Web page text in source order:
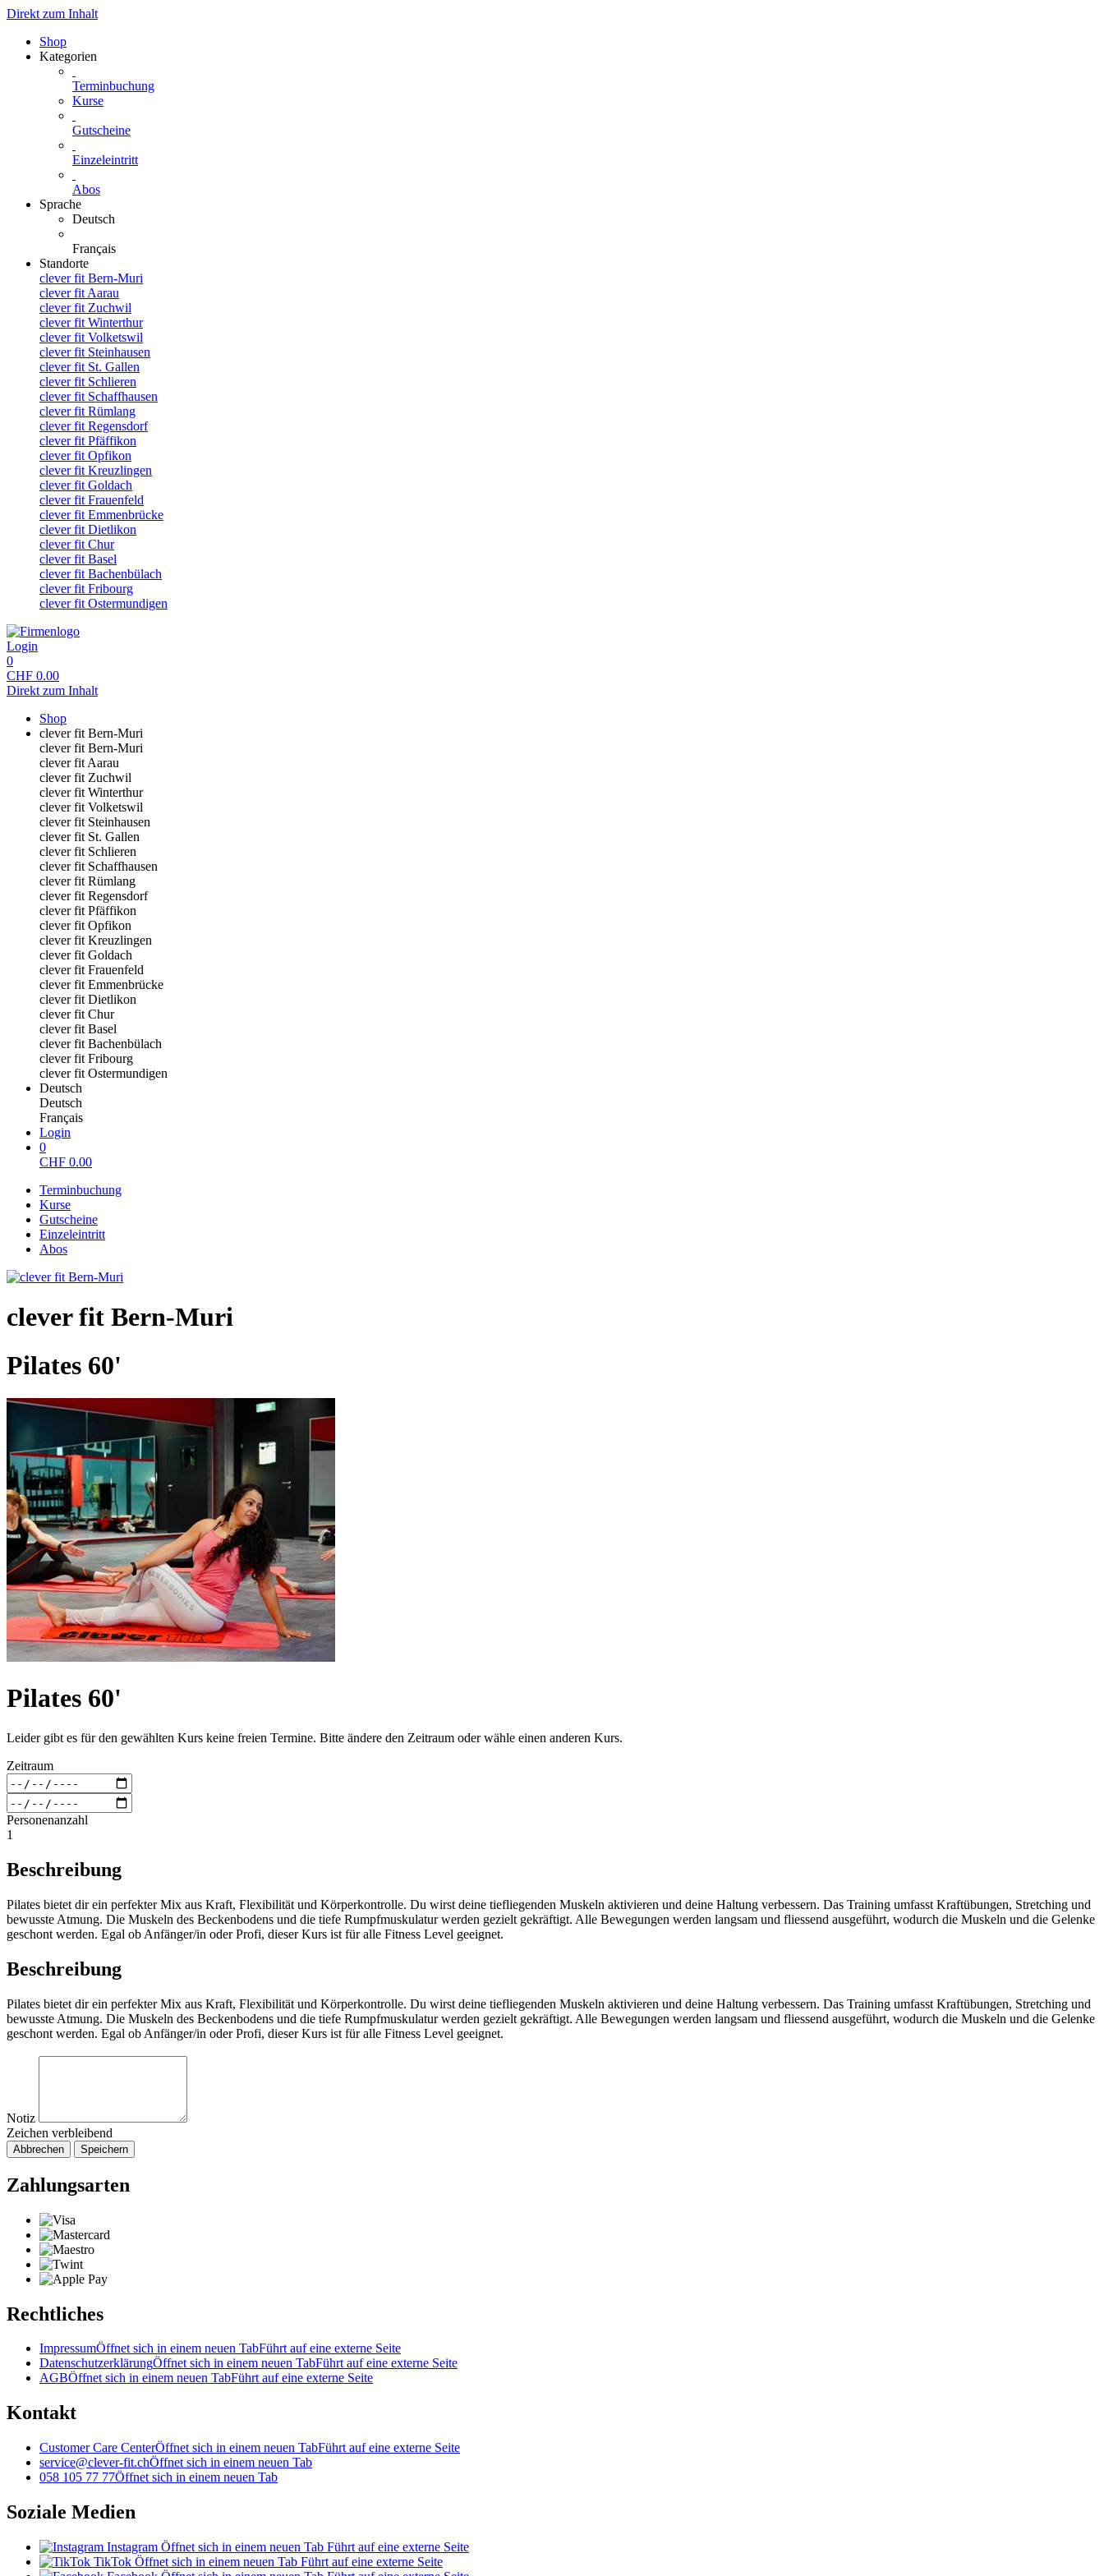
Direkt zum Inhalt
Shop
Kategorien
Terminbuchung
Kurse
Gutscheine
Einzeleintritt
Abos
Sprache
Deutsch
Français
Standorte
clever fit Bern-Muri
clever fit Aarau
clever fit Zuchwil
clever fit Winterthur
clever fit Volketswil
clever fit Steinhausen
clever fit St. Gallen
clever fit Schlieren
clever fit Schaffhausen
clever fit Rümlang
clever fit Regensdorf
clever fit Pfäffikon
clever fit Opfikon
clever fit Kreuzlingen
clever fit Goldach
clever fit Frauenfeld
clever fit Emmenbrücke
clever fit Dietlikon
clever fit Chur
clever fit Basel
clever fit Bachenbülach
clever fit Fribourg
clever fit Ostermundigen
Login
0
CHF 0.00
Direkt zum Inhalt
Shop
clever fit Bern-Muri
clever fit Bern-Muri
clever fit Aarau
clever fit Zuchwil
clever fit Winterthur
clever fit Volketswil
clever fit Steinhausen
clever fit St. Gallen
clever fit Schlieren
clever fit Schaffhausen
clever fit Rümlang
clever fit Regensdorf
clever fit Pfäffikon
clever fit Opfikon
clever fit Kreuzlingen
clever fit Goldach
clever fit Frauenfeld
clever fit Emmenbrücke
clever fit Dietlikon
clever fit Chur
clever fit Basel
clever fit Bachenbülach
clever fit Fribourg
clever fit Ostermundigen
Deutsch
Deutsch
Français
Login
0
CHF 0.00
Terminbuchung
Kurse
Gutscheine
Einzeleintritt
Abos
clever fit Bern-Muri
Pilates 60'
Pilates 60'
Leider gibt es für den gewählten Kurs keine freien Termine. Bitte ändere den Zeitraum oder wähle einen anderen Kurs.
Zeitraum
Personenanzahl
1
Beschreibung
Pilates bietet dir ein perfekter Mix aus Kraft, Flexibilität und Körperkontrolle. Du wirst deine tiefliegenden Muskeln aktivieren und deine Haltung verbessern. Das Training umfasst Kraftübungen, Stretching und
bewusste Atmung. Die Muskeln des Beckenbodens und die tiefe Rumpfmuskulatur werden gezielt gekräftigt. Alle Bewegungen werden langsam und fliessend ausgeführt, wodurch die Muskeln und die Gelenke
geschont werden. Egal ob Anfänger/in oder Profi, dieser Kurs ist für alle Fitness Level geeignet.
Beschreibung
Pilates bietet dir ein perfekter Mix aus Kraft, Flexibilität und Körperkontrolle. Du wirst deine tiefliegenden Muskeln aktivieren und deine Haltung verbessern. Das Training umfasst Kraftübungen, Stretching und
bewusste Atmung. Die Muskeln des Beckenbodens und die tiefe Rumpfmuskulatur werden gezielt gekräftigt. Alle Bewegungen werden langsam und fliessend ausgeführt, wodurch die Muskeln und die Gelenke
geschont werden. Egal ob Anfänger/in oder Profi, dieser Kurs ist für alle Fitness Level geeignet.
Notiz
Zeichen verbleibend
Abbrechen Speichern
Zahlungsarten
Rechtliches
ImpressumÖffnet sich in einem neuen TabFührt auf eine externe Seite
DatenschutzerklärungÖffnet sich in einem neuen TabFührt auf eine externe Seite
AGBÖffnet sich in einem neuen TabFührt auf eine externe Seite
Kontakt
Customer Care CenterÖffnet sich in einem neuen TabFührt auf eine externe Seite
service@clever-fit.chÖffnet sich in einem neuen Tab
058 105 77 77Öffnet sich in einem neuen Tab
Soziale Medien
Instagram Öffnet sich in einem neuen Tab Führt auf eine externe Seite
TikTok Öffnet sich in einem neuen Tab Führt auf eine externe Seite